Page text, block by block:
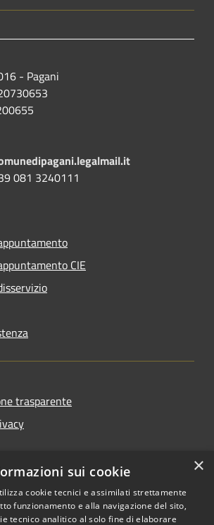
- Pagani
081 3240111
CIE
trasparente
accessibilità
×
sui cookie
cookie tecnici e assimilati strettamente
funzionamento e alla navigazione del sito,
tecnico analitico al solo fine di elaborare